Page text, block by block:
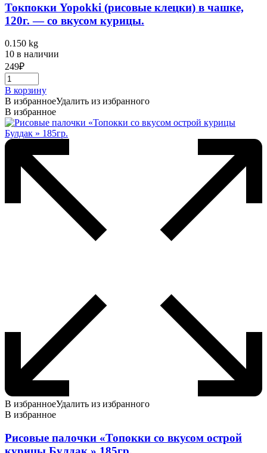
Токпокки Yopokki (рисовые клецки) в чашке,
120г. — со вкусом курицы.
0.150 kg
10 в наличии
249₽
В корзину
В избранноеУдалить из избранного
В избранное
В избранноеУдалить из избранного
В избранное
Рисовые палочки «Топокки со вкусом острой